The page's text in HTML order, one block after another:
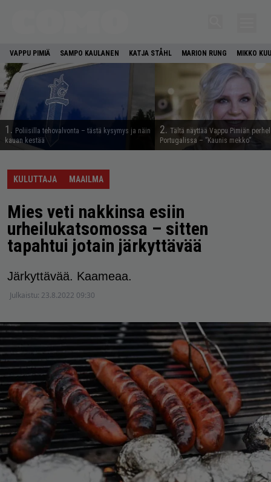
VAPPU PIMIÄ SAMPO KAULANEN KATJA STÅHL MARION RUNG MIKKO
1. Poliisilla tehovalvonta – tästä kysymys ja näin
kauan kestää
2. Tältä näyttää Vappu Pimiän
Portugalissa – ”Kaunis mekko”
KULUTTAJA MAAILMA
Mies veti nakkinsa esiin
urheilukatsomossa – sitten
tapahtui jotain järkyttävää
Järkyttävää. Kaameaa.
Julkaistu: 23.8.2022 09:30